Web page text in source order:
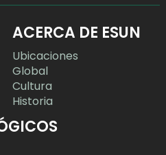
ACERCA DE ESUN
Ubicaciones
Global
Cultura
Historia